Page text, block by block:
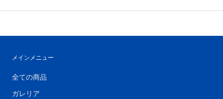
メインメニュー
全ての商品
ガレリア